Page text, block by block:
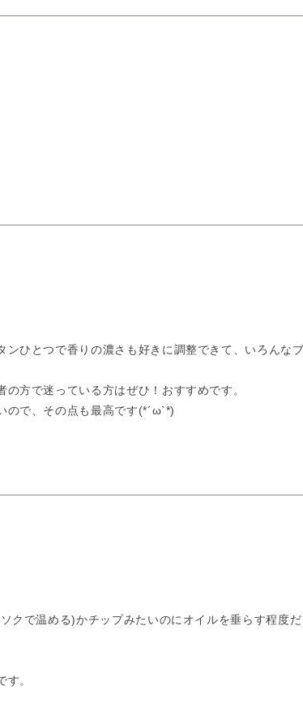
ひとつで香りの濃さも好きに調整できて、いろんな
方で迷っている方はぜひ！おすすめです。
ので、その点も最高です(*´ω`*)
クで温める)かチップみたいのにオイルを垂らす程度
。